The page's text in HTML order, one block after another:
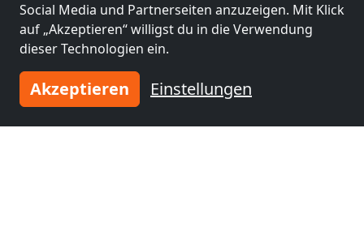
Social Media und Partnerseiten anzuzeigen. Mit Klick
auf „Akzeptieren“ willigst du in die Verwendung
dieser Technologien ein.
Akzeptieren Einstellungen